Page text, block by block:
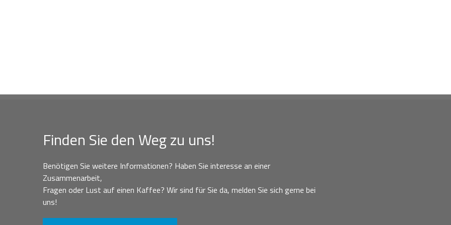
Finden Sie den Weg zu uns!
Benötigen Sie weitere Informationen? Haben Sie interesse an einer
Zusammenarbeit,
Fragen oder Lust auf einen Kaffee? Wir sind für Sie da, melden Sie sich gerne bei
uns!